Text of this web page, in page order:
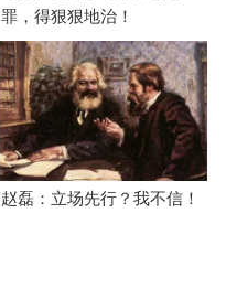
罪，得狠狠地治！
赵磊：立场先行？我不信！